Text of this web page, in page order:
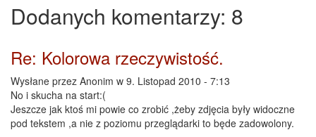
Dodanych komentarzy: 8
Re: Kolorowa rzeczywistość.
Wysłane przez Anonim w 9. Listopad 2010 - 7:13
No i skucha na start:(
Jeszcze jak ktoś mi powie co zrobić ,żeby zdjęcia były widoczne
pod tekstem ,a nie z poziomu przeglądarki to będe zadowolony.